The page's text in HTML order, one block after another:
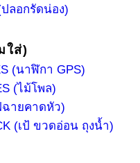
ปลอกรัดน่อง)
ใส่)
(นาฬิกา GPS)
(ไม้โพล)
ฉายคาดหัว)
(เป้ ขวดอ่อน ถุงน้ำ)